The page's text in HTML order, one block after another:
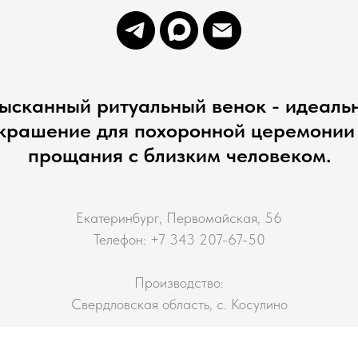
ритуальный венок -
для похоронной
прощания с близким человеком.
Екатеринбург, Первомайская, 56
Телефон: +7 343 207-67-50
Производство:
Свердловская область, с. Косулино